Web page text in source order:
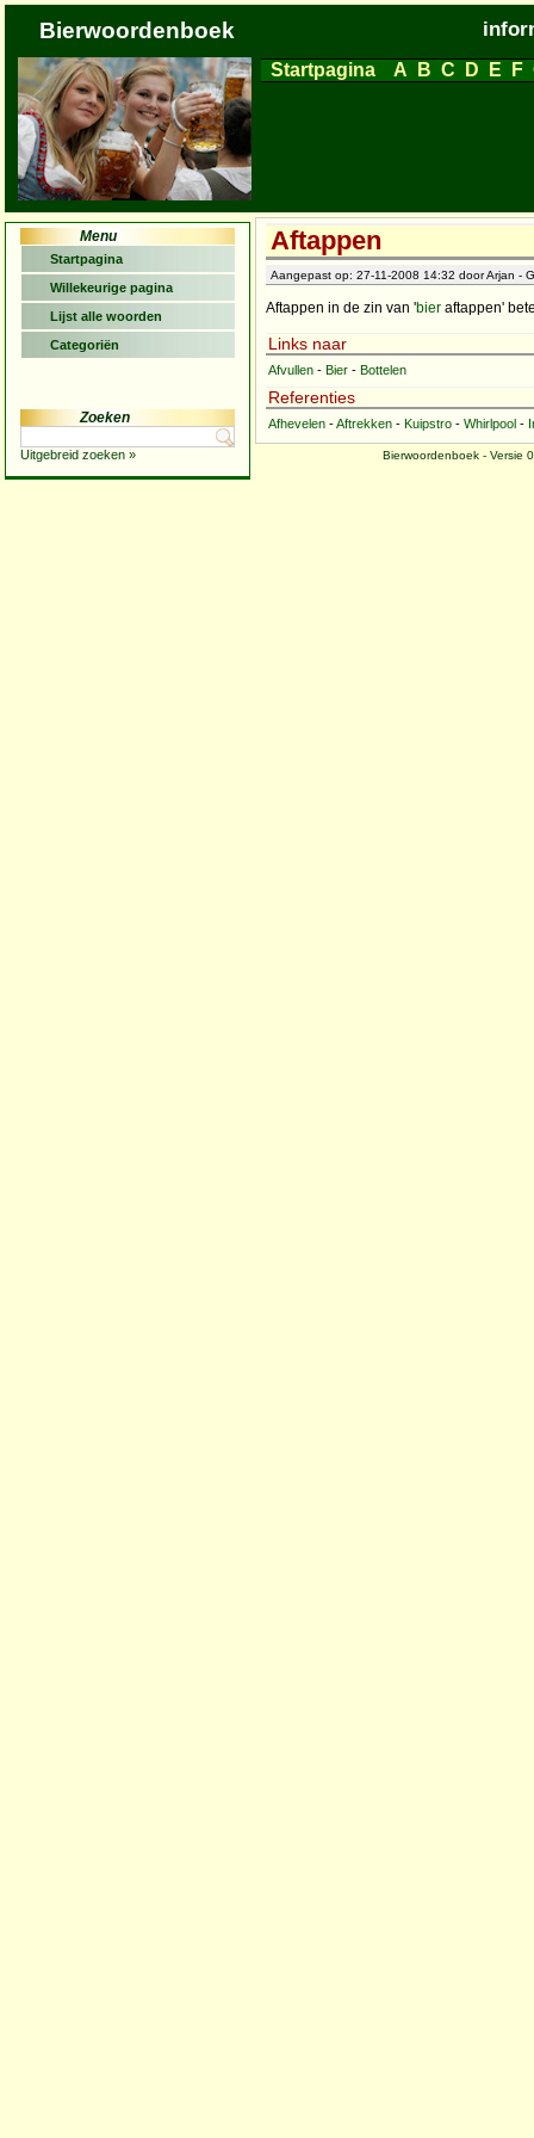
Bierwoordenboek
Startpagina A B C D E F
Menu
Startpagina
Willekeurige pagina
Lijst alle woorden
Categoriën
Zoeken
Uitgebreid zoeken »
Aftappen
Aangepast op: 27-11-2008 14:32 door Arjan -
Aftappen in de zin van 'bier aftappen'
Links naar
Afvullen - Bier - Bottelen
Referenties
Afhevelen -Aftrekken - Kuipstro - Whirlpool -
Bierwoordenboek - Versie